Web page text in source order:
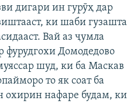
дигари ин гурӯҳ дар
ки шаби гузашта
Вай аз ҷумла
Домодедово
шуд, ки ба Маскав
то як соат ба
охирин нафаре будам, ки